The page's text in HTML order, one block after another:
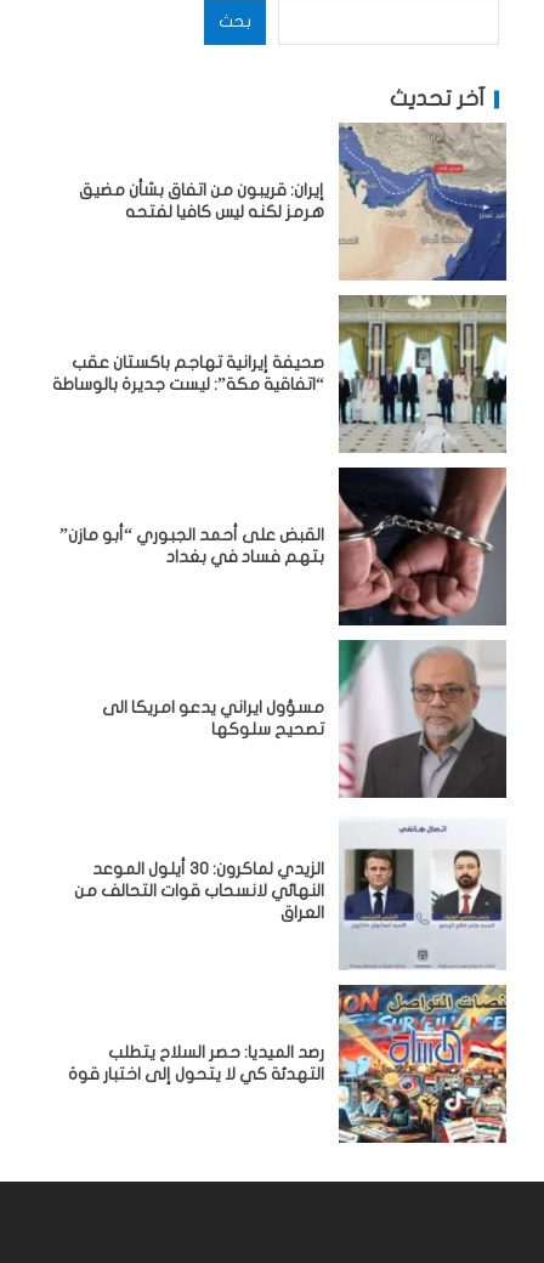
بحث
آخر تحديث
إيران: قريبون من اتفاق بشأن مضيق
هرمز لكنه ليس كافيا لفتحه
صحيفة إيرانية تهاجم باكستان عقب
“اتفاقية مكة”: ليست جديرة بالوساطة
القبض على أحمد الجبوري “أبو مازن”
بتهم فساد في بغداد
مسؤول ايراني يدعو امريكا الى
تصحيح سلوكها
الزيدي لماكرون: 30 أيلول الموعد
النهائي لانسحاب قوات التحالف من
العراق
رصد الميديا: حصر السلاح يتطلب
التهدئة كي لا يتحول إلى اختبار قوة